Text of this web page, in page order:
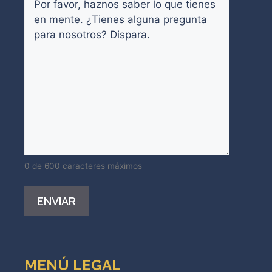
0 de 600 caracteres máximos
MENÚ LEGAL